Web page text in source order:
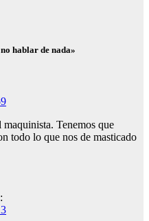
hablar de nada»
Tenemos que
todo lo que nos de masticado